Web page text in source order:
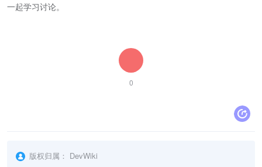
一起学习讨论。
0
版权归属： DevWiki